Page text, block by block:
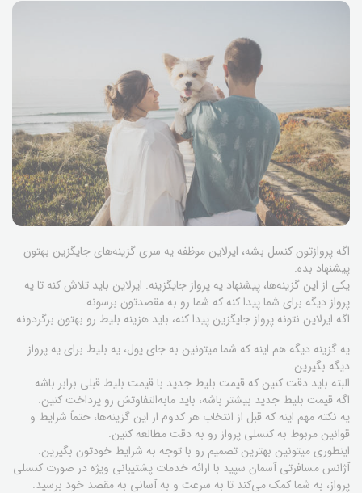
اگه پروازتون کنسل بشه، ایرلاین موظفه یه سری گزینه‌های جایگزین بهتون
پیشنهاد بده.
یکی از این گزینه‌ها، پیشنهاد یه پرواز جایگزینه. ایرلاین باید تلاش کنه تا یه
پرواز دیگه برای شما پیدا کنه که شما رو به مقصدتون برسونه.
اگه ایرلاین نتونه پرواز جایگزین پیدا کنه، باید هزینه بلیط رو بهتون برگردونه.
یه گزینه دیگه هم اینه که شما میتونین به جای پول، یه بلیط برای یه پرواز
دیگه بگیرین.
البته باید دقت کنین که قیمت بلیط جدید با قیمت بلیط قبلی برابر باشه.
اگه قیمت بلیط جدید بیشتر باشه، باید مابه‌التفاوتش رو پرداخت کنین.
یه نکته مهم اینه که قبل از انتخاب هر کدوم از این گزینه‌ها، حتماً شرایط و
قوانین مربوط به کنسلی پرواز رو به دقت مطالعه کنین.
اینطوری میتونین بهترین تصمیم رو با توجه به شرایط خودتون بگیرین.
آژانس مسافرتی آسمان سپید با ارائه خدمات پشتیبانی ویژه در صورت کنسلی
پرواز، به شما کمک می‌کند تا به سرعت و به آسانی به مقصد خود برسید.